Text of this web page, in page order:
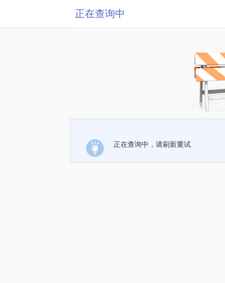
正在查询中
正在查询中，请刷新重试